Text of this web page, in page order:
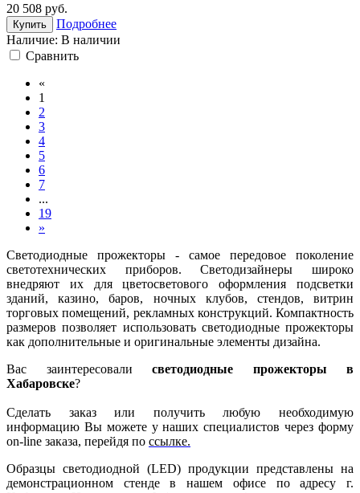
20 508 руб.
Купить
Подробнее
Наличие: В наличии
Cравнить
«
1
2
3
4
5
6
7
...
19
»
Светодиодные прожекторы - самое передовое поколение
светотехнических приборов. Светодизайнеры широко
внедряют их для цветосветового оформления подсветки
зданий, казино, баров, ночных клубов, стендов, витрин
торговых помещений, рекламных конструкций. Компактность
размеров позволяет использовать светодиодные прожекторы
как дополнительные и оригинальные элементы дизайна.
Вас заинтересовали светодиодные прожекторы в
Хабаровске?
Сделать заказ или получить любую необходимую
информацию Вы можете у наших специалистов через форму
on-line заказа, перейдя по ссылке.
Образцы светодиодной (LED) продукции представлены на
демонстрационном стенде в нашем офисе по адресу г.